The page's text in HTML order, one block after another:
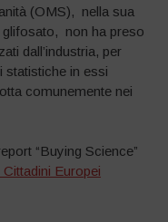
(OMS), nella sua
glifosato, non ha preso
dall’industria, per
statistiche in essi
comunemente nei
“Buying Science”
Europei